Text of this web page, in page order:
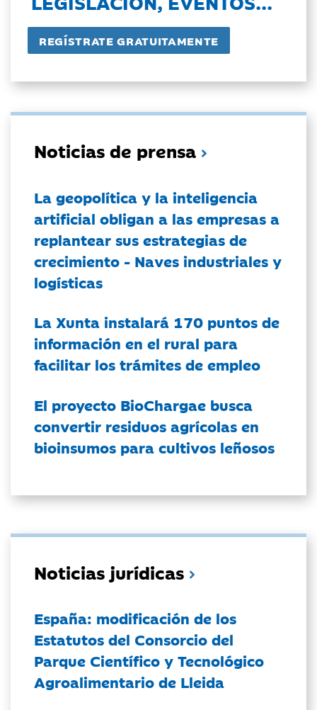
Noticias de prensa
La geopolítica y la inteligencia
artificial obligan a las empresas a
replantear sus estrategias de
crecimiento - Naves industriales y
logísticas
La Xunta instalará 170 puntos de
información en el rural para
facilitar los trámites de empleo
El proyecto BioChargae busca
convertir residuos agrícolas en
bioinsumos para cultivos leñosos
Noticias jurídicas
España: modificación de los
Estatutos del Consorcio del
Parque Científico y Tecnológico
Agroalimentario de Lleida